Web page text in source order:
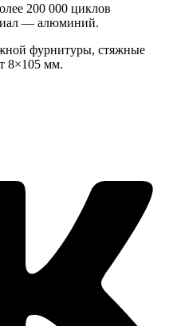
200 000 циклов
— алюминий.
фурнитуры, стяжные
8×105 мм.